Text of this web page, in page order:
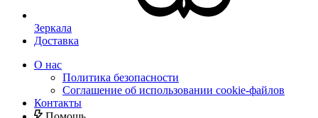
Зеркала
Доставка
О нас
Политика безопасности
Соглашение об использовании cookie-файлов
Контакты